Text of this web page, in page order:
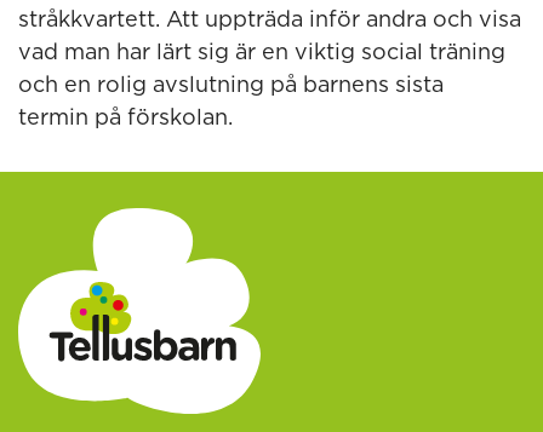
stråkkvartett. Att uppträda inför andra och visa
vad man har lärt sig är en viktig social träning
och en rolig avslutning på barnens sista
termin på förskolan.